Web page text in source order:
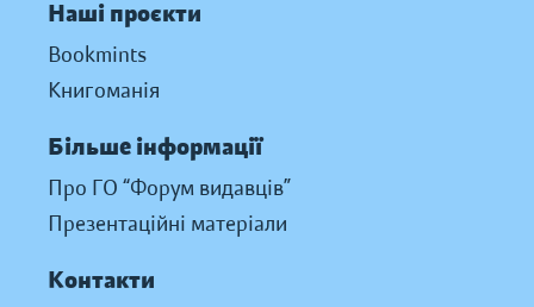
Наші проєкти
Bookmints
Книгоманія
Більше інформації
Про ГО “Форум видавців”
Презентаційні матеріали
Контакти